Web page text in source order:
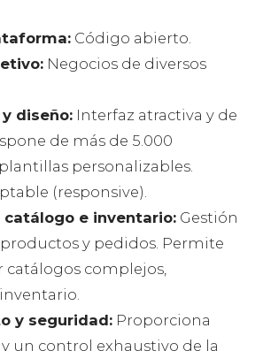
Código abierto.
Negocios de diversos
diseño: Interfaz atractiva y de
de más de 5.000
personalizables.
(responsive).
catálogo e inventario: Gestión
y pedidos. Permite
catálogos complejos,
y seguridad: Proporciona
un control exhaustivo de la